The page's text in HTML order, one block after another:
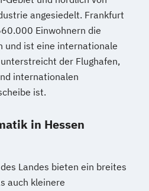
angesiedelt. Frankfurt
Einwohnern die
und ist eine internationale
der Flughafen,
internationalen
ist.
in Hessen
Landes bieten ein breites
auch kleinere